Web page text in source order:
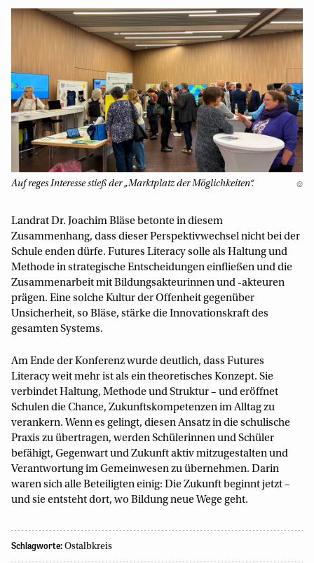
Auf reges Interesse stieß der „Marktplatz der Möglichkeiten“. ©
Landrat Dr. Joachim Bläse betonte in diesem
Zusammenhang, dass dieser Perspektivwechsel nicht bei der
Schule enden dürfe. Futures Literacy solle als Haltung und
Methode in strategische Entscheidungen einfließen und die
Zusammenarbeit mit Bildungsakteurinnen und -akteuren
prägen. Eine solche Kultur der Offenheit gegenüber
Unsicherheit, so Bläse, stärke die Innovationskraft des
gesamten Systems.
Am Ende der Konferenz wurde deutlich, dass Futures
Literacy weit mehr ist als ein theoretisches Konzept. Sie
verbindet Haltung, Methode und Struktur – und eröffnet
Schulen die Chance, Zukunftskompetenzen im Alltag zu
verankern. Wenn es gelingt, diesen Ansatz in die schulische
Praxis zu übertragen, werden Schülerinnen und Schüler
befähigt, Gegenwart und Zukunft aktiv mitzugestalten und
Verantwortung im Gemeinwesen zu übernehmen. Darin
waren sich alle Beteiligten einig: Die Zukunft beginnt jetzt –
und sie entsteht dort, wo Bildung neue Wege geht.
Schlagworte: Ostalbkreis